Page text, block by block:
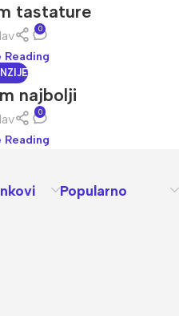
tastature
0
Reading
najbolji
0
Reading
Popularno